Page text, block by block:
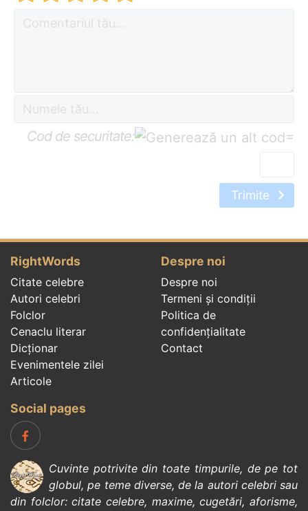
Cod de securitate: =
Trimite
RightWords
Citate celebre
Autori celebri
Folclor
Cenaclu literar
Dicționar
Evenimentele zilei
Articole
Despre noi
Despre noi
Termeni și condiții
Politica de
confidenţialitate
Contact
Social pages
Cuvinte potrivite din toate timpurile, de pe tot
globul, pe teme diverse, de la autori celebrisau
din folclor:citate celebre, maxime,cugetări,aforisme,